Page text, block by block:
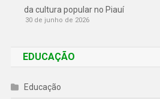
da cultura popular no Piauí
30 de junho de 2026
EDUCAÇÃO
Educação